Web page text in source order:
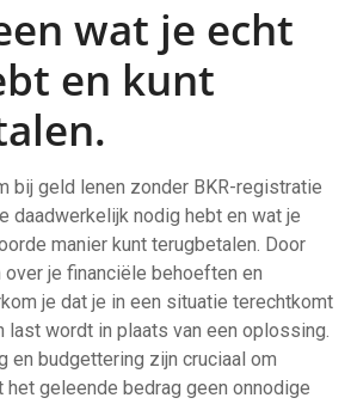
wat je echt
en kunt
bij geld lenen zonder BKR-registratie
daadwerkelijk nodig hebt en wat je
manier kunt terugbetalen. Door
je financiële behoeften en
je dat je in een situatie terechtkomt
last wordt in plaats van een oplossing.
en budgettering zijn cruciaal om
geleende bedrag geen onnodige